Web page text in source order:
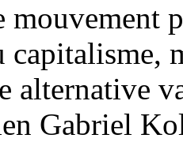
capitalisme,
alternative
Gabriel